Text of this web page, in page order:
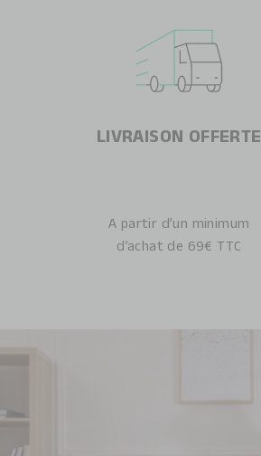
LIVRAISON OFFERTE
A partir d’un minimum
d’achat de 69€ TTC